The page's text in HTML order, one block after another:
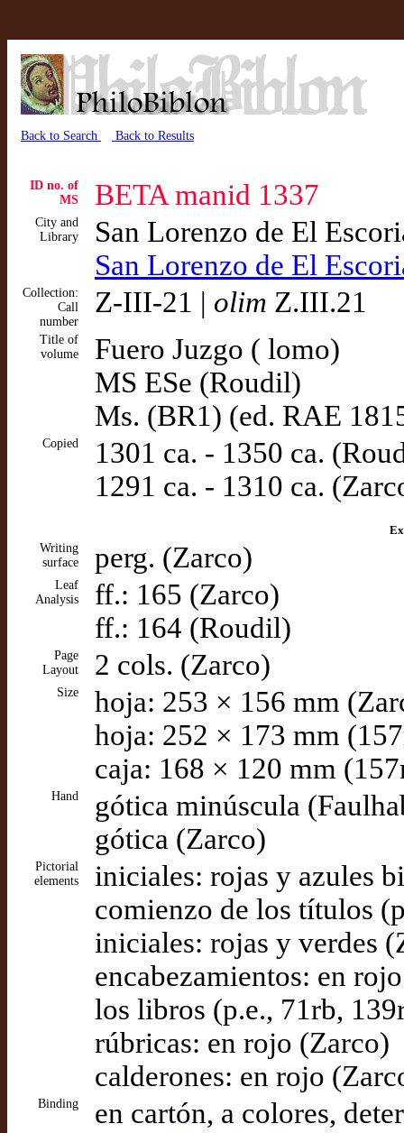
Back to Search Back to Results
ID no. of
MS
BETA manid 1337
City and
Library
San Lorenzo de El
San Lorenzo de El
Collection:
Call
number
Z-III-21 | olim Z.III.21
Title of
volume
Fuero Juzgo ( lomo)
MS ESe (Roudil)
Ms. (BR1) (ed. RAE
Copied
1301 ca. - 1350 ca.
1291 ca. - 1310 ca.
Writing
surface
perg. (Zarco)
Leaf
Analysis
ff.: 165 (Zarco)
ff.: 164 (Roudil)
Page
Layout
2 cols. (Zarco)
Size
hoja: 253 × 156 mm
hoja: 252 × 173 mm
caja: 168 × 120 mm
Hand
gótica minúscula
gótica (Zarco)
Pictorial
elements
iniciales: rojas y azules
comienzo de los títulos
iniciales: rojas y verdes
encabezamientos: en
los libros (p.e., 71rb,
rúbricas: en rojo (Zarco)
calderones: en rojo
Binding en cartón, a colores,